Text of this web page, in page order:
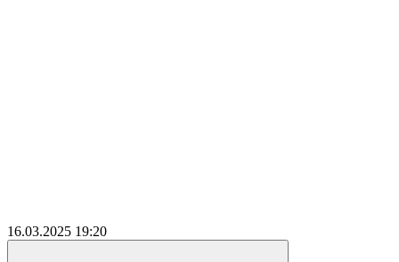
16.03.2025 19:20